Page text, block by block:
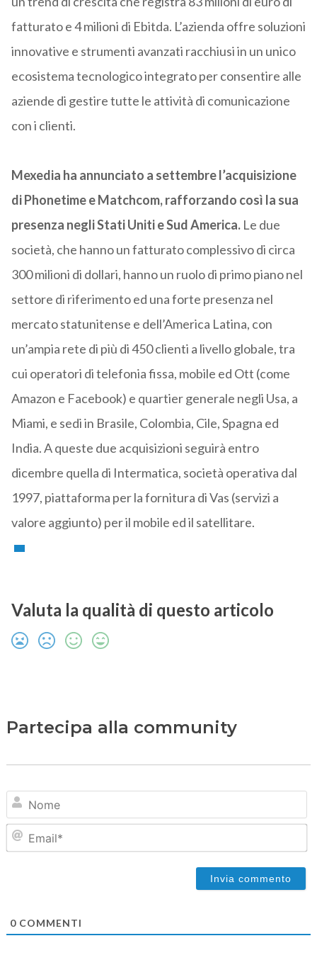
fatturato e 4 milioni di Ebitda. L’azienda offre soluzioni
innovative e strumenti avanzati racchiusi in un unico
ecosistema tecnologico integrato per consentire alle
aziende di gestire tutte le attività di comunicazione
con i clienti.
Mexedia ha annunciato a settembre l’acquisizione
di Phonetime e Matchcom, rafforzando così la sua
presenza negli Stati Uniti e Sud America.Le due
società, che hanno un fatturato complessivo di circa
300 milioni di dollari, hanno un ruolo di primo piano nel
settore di riferimento ed una forte presenza nel
mercato statunitense e dell’America Latina, con
un’ampia rete di più di 450 clienti a livello globale, tra
cui operatori di telefonia fissa, mobile ed Ott (come
Amazon e Facebook) e quartier generale negli Usa, a
Miami, e sedi in Brasile, Colombia, Cile, Spagna ed
India. A queste due acquisizioni seguirà entro
dicembre quella di Intermatica, società operativa dal
1997, piattaforma per la fornitura di Vas (servizi a
valore aggiunto) per il mobile ed il satellitare.
Valuta la qualità di questo articolo
Partecipa alla community
0COMMENTI